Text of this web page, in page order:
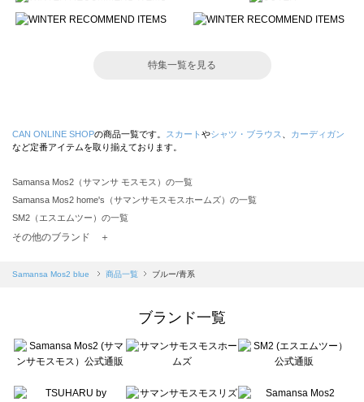
特集一覧を見る
CAN ONLINE SHOPの商品一覧です。 スカート やシャツ・ブラウス
カーディガン
など定番アイテムを取り揃えております。
Samansa Mos2（サマンサ モスモス）の一覧
Samansa Mos2 home's（サマンサモスモスホームズ）の一覧
SM2（エスエムツー）の一覧
TSUHARU by Samansa Mos2（ツハルバイサマンサモスモス）の一覧
Samansa Mos2 blue（サマンサモスモス ブルー）の一覧
Te chichi（テチチ）の一覧
Te chichi CLASSIC（テチチ クラシック）の一覧
Lugnoncure（ルノンキュール）の一覧
その他のブランド ＋
Samansa Mos2 blue 商品一覧 ブルー/青系
ブランド一覧